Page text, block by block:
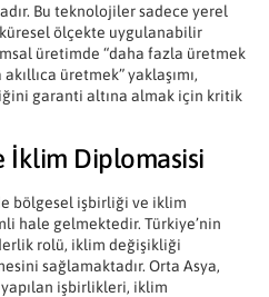
Bu teknolojiler sadece yerel
ölçekte uygulanabilir
üretimde “daha fazla üretmek
üretmek” yaklaşımı,
garanti altına almak için kritik
İklim Diplomasisi
bölgesel işbirliği ve iklim
hale gelmektedir. Türkiye’nin
rolü, iklim değişikliği
sağlamaktadır. Orta Asya,
işbirlikleri, iklim